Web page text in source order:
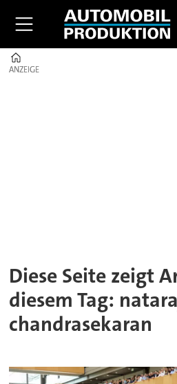
ANZEIGE
ANZEIGE
Diese Seite zeigt
diesem Tag:
chandrasekaran